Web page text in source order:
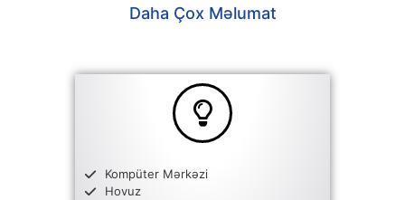
Daha Çox Məlumat
Kompüter Mərkəzi
Hovuz